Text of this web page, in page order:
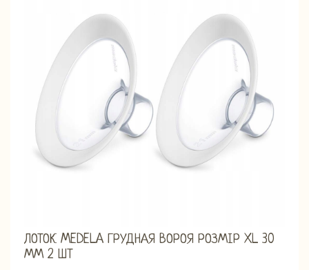
ЛОТОК MEDELA ГРУДНАЯ ВОРОЯ РОЗМІР XL 30
ММ 2 ШТ